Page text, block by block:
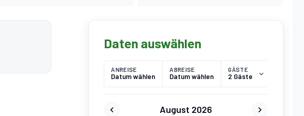
Daten auswählen
ANREISE
Datum wählen
ABREISE
Datum wählen
GÄSTE
2 Gäste
August 2026